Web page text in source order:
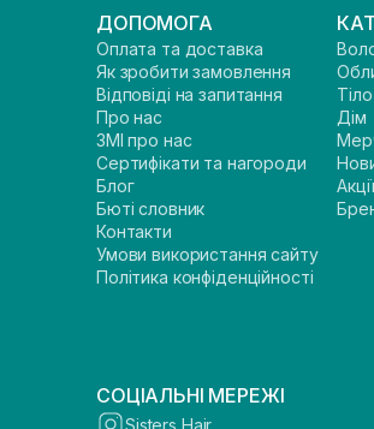
ДОПОМОГА
Оплата та доставка
Як зробити замовлення
Відповіді на запитання
Про нас
ЗМІ про нас
Сертифікати та нагороди
Блог
Бюті словник
Контакти
Умови використання сайту
Політика конфіденційності
Тіло
Дім
СОЦІАЛЬНІ МЕРЕЖІ
Sisters Hair